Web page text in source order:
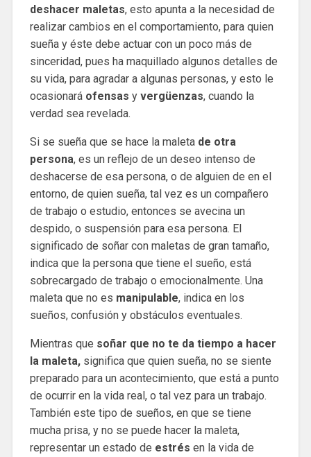
deshacer maletas, esto apunta a la necesidad de
realizar cambios en el comportamiento, para quien
sueña y éste debe actuar con un poco más de
sinceridad, pues ha maquillado algunos detalles de
su vida, para agradar a algunas personas, y esto le
ocasionará ofensas yvergüenzas, cuando la
verdad sea revelada.
Si se sueña que se hace la maleta de otra
persona, es un reflejo de un deseo intenso de
deshacerse de esa persona, o de alguien de en el
entorno, de quien sueña, tal vez es un compañero
de trabajo o estudio, entonces se avecina un
despido, o suspensión para esa persona. El
significado de soñar con maletas de gran tamaño,
indica que la persona que tiene el sueño, está
sobrecargado de trabajo o emocionalmente. Una
maleta que no es manipulable, indica en los
sueños, confusión y obstáculos eventuales.
Mientras que soñar que no te da tiempo a hacer
la maleta, significa que quien sueña, no se siente
preparado para un acontecimiento, que está a punto
de ocurrir en la vida real, o tal vez para un trabajo.
También este tipo de sueños, en que se tiene
mucha prisa, y no se puede hacer la maleta,
representar un estado de estrés en la vida de